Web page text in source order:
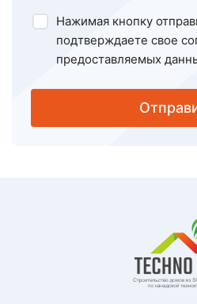
Нажимая кнопку
подтверждаете свое
предоставляемых